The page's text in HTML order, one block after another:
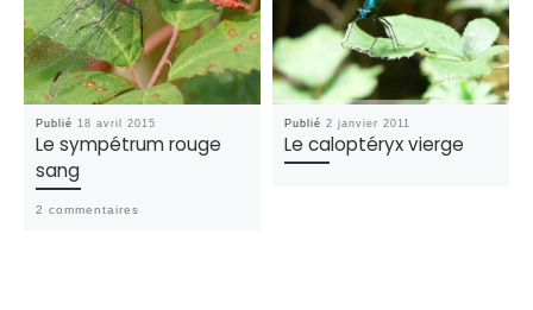
Publié 18 avril 2015
Le sympétrum rouge
sang
2 commentaires
Publié2 janvier 2011
Le caloptéryx vierge